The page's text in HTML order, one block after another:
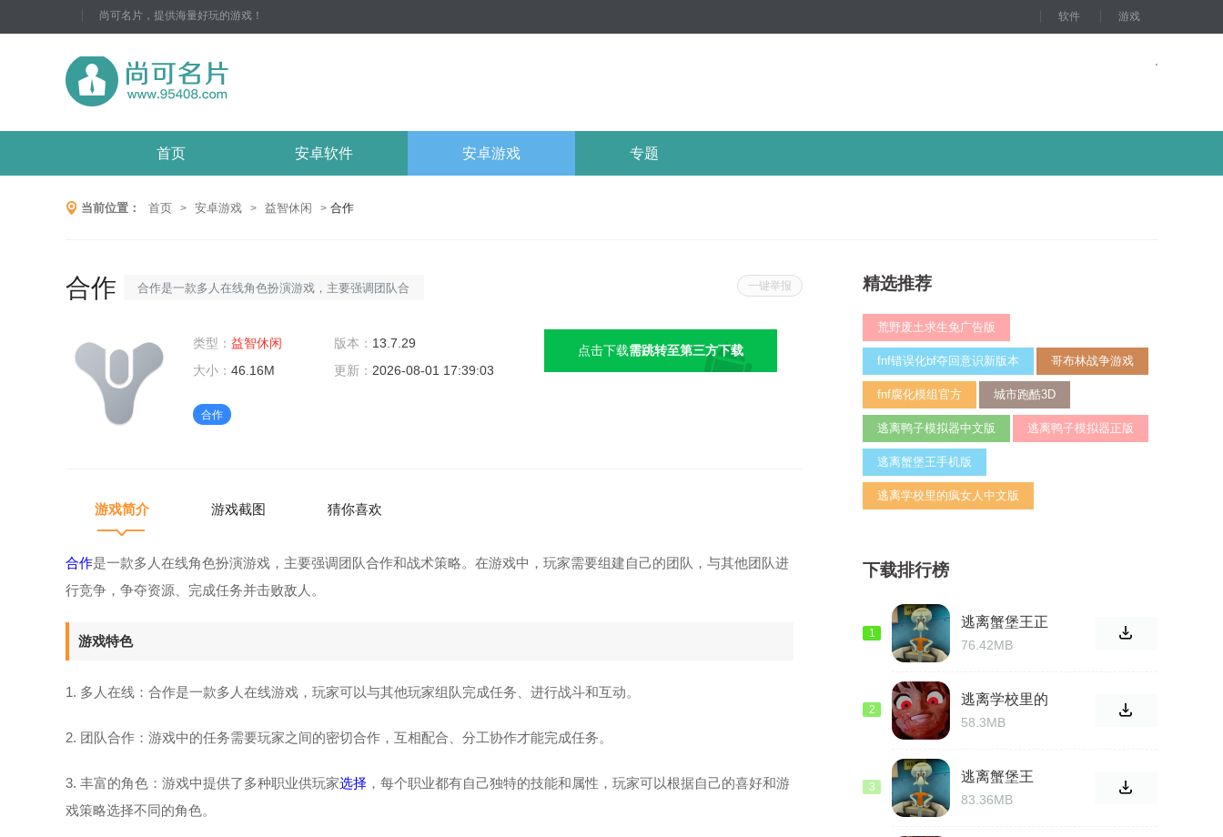
尚可名片，提供海量好玩的游戏！ 软件 游戏
首页 安卓软件 安卓游戏 专题
当前位置： 首页 > 安卓游戏 > 益智休闲 > 合作
一键举报
合作
合作是一款多人在线角色扮演游戏，主要强调团队合
队，与其他团队进行竞争，争夺资源、完成任务并击
败敌人。游戏特色1.多人在线：合作是一款多人在线
和互动。2.团队合作：游戏中的
类型： 益智休闲 版本： 13.7.29
大小： 46.16M 更新： 2026-08-01 17:39:03
合作
点击下载需跳转至第三方下载
游戏简介 游戏截图 猜你喜欢
合作是一款多人在线角色扮演游戏，主要强调团队合作和战术策略。在游戏中，玩家需要组建自己的团队，与其他团队进
行竞争，争夺资源、完成任务并击败敌人。
游戏特色
1. 多人在线：合作是一款多人在线游戏，玩家可以与其他玩家组队完成任务、进行战斗和互动。
2. 团队合作：游戏中的任务需要玩家之间的密切合作，互相配合、分工协作才能完成任务。
3. 丰富的角色：游戏中提供了多种职业供玩家选择 ，每个职业都有自己独特的技能和属性，玩家可以根据自己的喜好和游
戏策略选择不同的角色。
精选推荐
荒野废土求生免广告版
fnf错误化bf夺回意识新版本 哥布林战争游戏
fnf腐化模组官方 城市跑酷3D
逃离鸭子模拟器中文版 逃离鸭子模拟器正版
逃离蟹堡王手机版
逃离学校里的疯女人中文版
下载排行榜
1
逃离蟹堡王正
版
76.42MB
2
逃离学校里的
疯女人最新版
58.3MB
3
逃离蟹堡王
83.36MB